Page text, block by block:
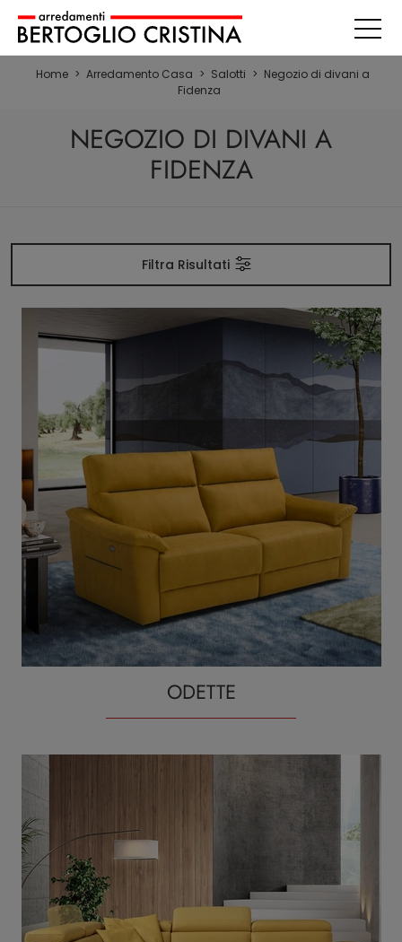
Home > Arredamento Casa > Salotti > Negozio di divani a
Fidenza
NEGOZIO DI DIVANI A
FIDENZA
Filtra Risultati
ODETTE